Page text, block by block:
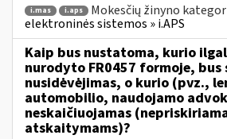
i.mas i.aps Mokesčių žinyno
elektroninės sistemos » i.APS
Kaip bus nustatoma, kurio
nurodyto FR0457 formoje, bus
nusidėvėjimas, o kurio (pvz.,
automobilio, naudojamo
neskaičiuojamas
atskaitymams)?